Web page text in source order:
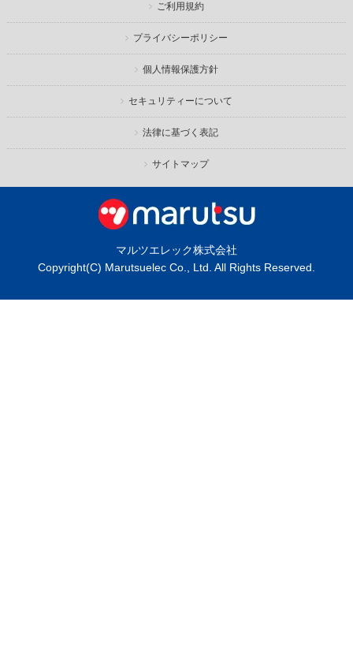
ご利用規約
プライバシーポリシー
個人情報保護方針
セキュリティーについて
法律に基づく表記
サイトマップ
マルツエレック株式会社
Copyright(C) Marutsuelec Co., Ltd. All Rights Reserved.